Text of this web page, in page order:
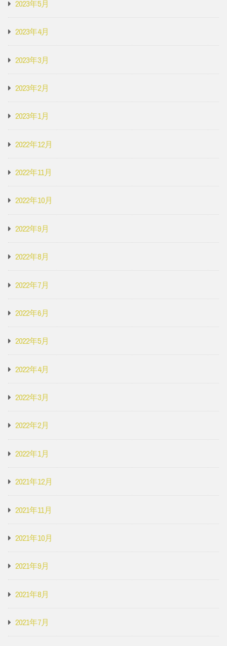
2023年5月
2023年4月
2023年3月
2023年2月
2023年1月
2022年12月
2022年11月
2022年10月
2022年9月
2022年8月
2022年7月
2022年6月
2022年5月
2022年4月
2022年3月
2022年2月
2022年1月
2021年12月
2021年11月
2021年10月
2021年9月
2021年8月
2021年7月